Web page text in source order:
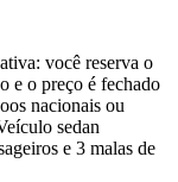
você reserva o
e o preço é fechado
nacionais ou
sedan
e 3 malas de